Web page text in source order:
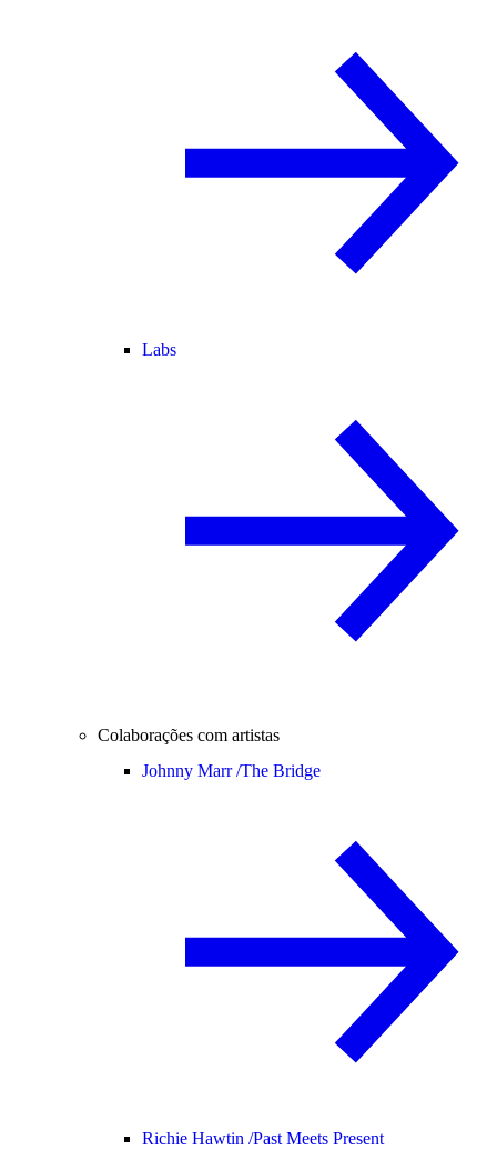
Labs
Colaborações com artistas
Johnny Marr /The Bridge
Richie Hawtin /Past Meets Present